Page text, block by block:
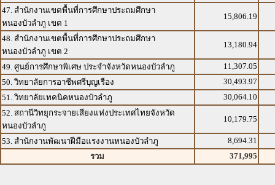
47. สำนักงานเขตพื้นที่การศึกษาประถมศึกษา
หนองบัวลำภู เขต 1
15,806.19
48. สำนักงานเขตพื้นที่การศึกษาประถมศึกษา
หนองบัวลำภู เขต 2
13,180.94
49. ศูนย์การศึกษาพิเศษ ประจำจังหวัดหนองบัวลำภู
11,307.05
50. วิทยาลัยการอาชีพศรีบุญเรือง
30,493.97
51. วิทยาลัยเทคนิคหนองบัวลำภู
30,064.10
52. สถานีวิทยุกระจายเสียงแห่งประเทศไทยจังหวัด
หนองบัวลำภู
10,179.75
53. สำนักงานพัฒนาฝีมือแรงงานหนองบัวลำภู
8,694.31
รวม
371,995